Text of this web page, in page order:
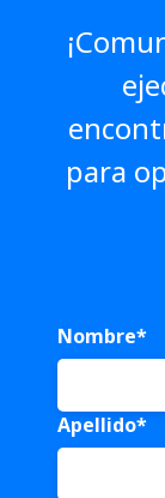
para
Nombre*
Apellido*